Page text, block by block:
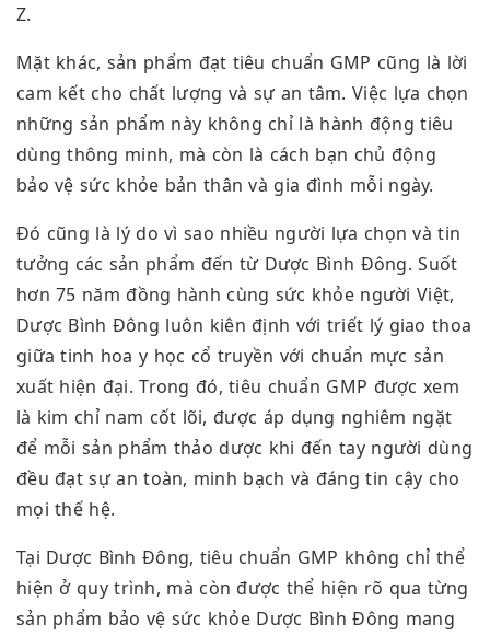
Z.
Mặt khác, sản phẩm đạt tiêu chuẩn GMP cũng là lời
cam kết cho chất lượng và sự an tâm. Việc lựa chọn
những sản phẩm này không chỉ là hành động tiêu
dùng thông minh, mà còn là cách bạn chủ động
bảo vệ sức khỏe bản thân và gia đình mỗi ngày.
Đó cũng là lý do vì sao nhiều người lựa chọn và tin
tưởng các sản phẩm đến từ Dược Bình Đông. Suốt
hơn 75 năm đồng hành cùng sức khỏe người Việt,
Dược Bình Đông luôn kiên định với triết lý giao thoa
giữa tinh hoa y học cổ truyền với chuẩn mực sản
xuất hiện đại. Trong đó, tiêu chuẩn GMP được xem
là kim chỉ nam cốt lõi, được áp dụng nghiêm ngặt
để mỗi sản phẩm thảo dược khi đến tay người dùng
đều đạt sự an toàn, minh bạch và đáng tin cậy cho
mọi thế hệ.
Tại Dược Bình Đông, tiêu chuẩn GMP không chỉ thể
hiện ở quy trình, mà còn được thể hiện rõ qua từng
sản phẩm bảo vệ sức khỏe Dược Bình Đông mang